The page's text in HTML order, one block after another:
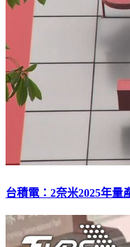
台積電：2奈米2025年